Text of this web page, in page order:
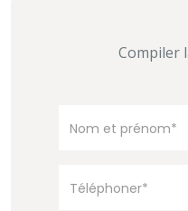
Compiler